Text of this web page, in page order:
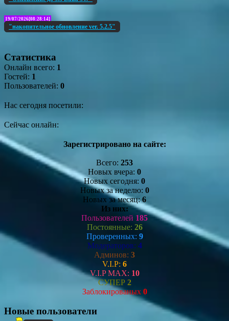
19/07/2026[08:28:14]
"накопительное обновление ver. 5.2.5"
Статистика
Онлайн всего: 1
Гостей: 1
Пользователей: 0
Нас сегодня посетили:
Сейчас онлайн:
Зарегистрировано на сайте:
Всего: 253
Новых вчера: 0
Новых сегодня: 0
Новых за неделю: 0
Новых за месяц:6
Из них:
Пользователей 185
Постоянные: 26
Проверенных: 9
Модераторов: 4
Админов: 3
V.I.P: 6
V.I.P MAX: 10
СУПЕР 2
Заблокированых 0
Новые пользователи